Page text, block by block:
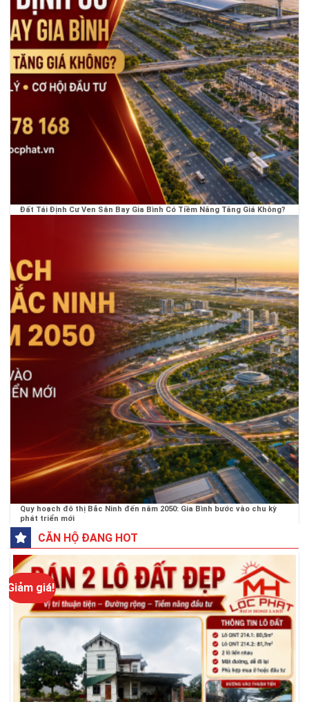
Đất Tái Định Cư Ven Sân Bay Gia Bình Có Tiềm Năng Tăng Giá Không?
Quy hoạch đô thị Bắc Ninh đến năm 2050: Gia Bình bước vào chu kỳ
phát triển mới
CĂN HỘ ĐANG HOT
Giảm giá!